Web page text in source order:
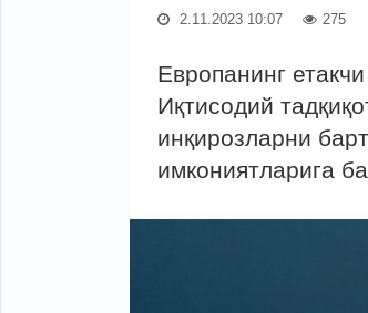
2.11.2023 10:07 275
Европанинг
Иқтисодий
инқирозларни
имкониятларига